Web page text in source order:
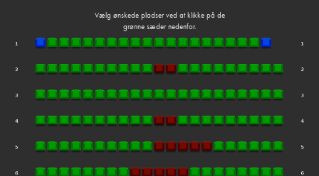
Vælg ønskede pladser ved at klikke på de
grønne sæder nedenfor.